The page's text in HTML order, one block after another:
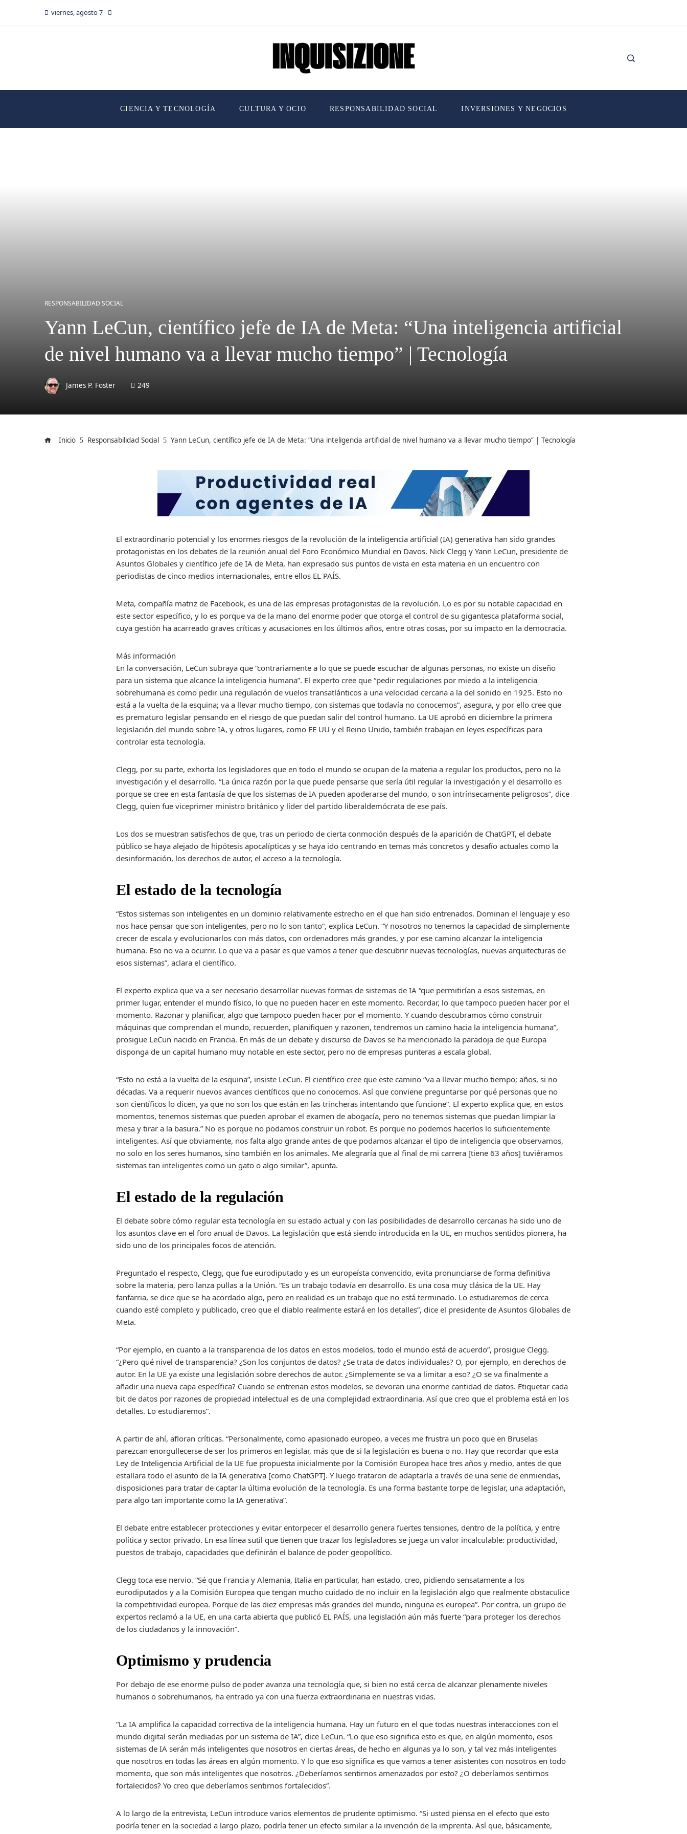
viernes, agosto 7
CIENCIA Y TECNOLOGÍA CULTURA Y OCIO RESPONSABILIDAD SOCIAL INVERSIONES Y NEGOCIOS
RESPONSABILIDAD SOCIAL
Yann LeCun, científico jefe de IA de Meta: “Una inteligencia artificial
de nivel humano va a llevar mucho tiempo” | Tecnología
James P. Foster 249
Inicio Responsabilidad Social Yann LeCun, científico jefe de IA de Meta: “Una inteligencia artificial de nivel humano va a llevar mucho tiempo” | Tecnología
El extraordinario potencial y los enormes riesgos de la revolución de la inteligencia artificial (IA) generativa han sido grandes
protagonistas en los debates de la reunión anual del Foro Económico Mundial en Davos. Nick Clegg y Yann LeCun, presidente de
Asuntos Globales y científico jefe de IA de Meta, han expresado sus puntos de vista en esta materia en un encuentro con
periodistas de cinco medios internacionales, entre ellos EL PAÍS.
Meta, compañía matriz de Facebook, es una de las empresas protagonistas de la revolución. Lo es por su notable capacidad en
este sector específico, y lo es porque va de la mano del enorme poder que otorga el control de su gigantesca plataforma social,
cuya gestión ha acarreado graves críticas y acusaciones en los últimos años, entre otras cosas, por su impacto en la democracia.
Más información
En la conversación, LeCun subraya que “contrariamente a lo que se puede escuchar de algunas personas, no existe un diseño
para un sistema que alcance la inteligencia humana”. El experto cree que “pedir regulaciones por miedo a la inteligencia
sobrehumana es como pedir una regulación de vuelos transatlánticos a una velocidad cercana a la del sonido en 1925. Esto no
está a la vuelta de la esquina; va a llevar mucho tiempo, con sistemas que todavía no conocemos”, asegura, y por ello cree que
es prematuro legislar pensando en el riesgo de que puedan salir del control humano. La UE aprobó en diciembre la primera
legislación del mundo sobre IA, y otros lugares, como EE UU y el Reino Unido, también trabajan en leyes específicas para
controlar esta tecnología.
Clegg, por su parte, exhorta los legisladores que en todo el mundo se ocupan de la materia a regular los productos, pero no la
investigación y el desarrollo. “La única razón por la que puede pensarse que sería útil regular la investigación y el desarrollo es
porque se cree en esta fantasía de que los sistemas de IA pueden apoderarse del mundo, o son intrínsecamente peligrosos”, dice
Clegg, quien fue viceprimer ministro británico y líder del partido liberaldemócrata de ese país.
Los dos se muestran satisfechos de que, tras un periodo de cierta conmoción después de la aparición de ChatGPT, el debate
público se haya alejado de hipótesis apocalípticas y se haya ido centrando en temas más concretos y desafío actuales como la
desinformación, los derechos de autor, el acceso a la tecnología.
El estado de la tecnología
“Estos sistemas son inteligentes en un dominio relativamente estrecho en el que han sido entrenados. Dominan el lenguaje y eso
nos hace pensar que son inteligentes, pero no lo son tanto”, explica LeCun. “Y nosotros no tenemos la capacidad de simplemente
crecer de escala y evolucionarlos con más datos, con ordenadores más grandes, y por ese camino alcanzar la inteligencia
humana. Eso no va a ocurrir. Lo que va a pasar es que vamos a tener que descubrir nuevas tecnologías, nuevas arquitecturas de
esos sistemas”, aclara el científico.
El experto explica que va a ser necesario desarrollar nuevas formas de sistemas de IA “que permitirían a esos sistemas, en
primer lugar, entender el mundo físico, lo que no pueden hacer en este momento. Recordar, lo que tampoco pueden hacer por el
momento. Razonar y planificar, algo que tampoco pueden hacer por el momento. Y cuando descubramos cómo construir
máquinas que comprendan el mundo, recuerden, planifiquen y razonen, tendremos un camino hacia la inteligencia humana”,
prosigue LeCun nacido en Francia. En más de un debate y discurso de Davos se ha mencionado la paradoja de que Europa
disponga de un capital humano muy notable en este sector, pero no de empresas punteras a escala global.
“Esto no está a la vuelta de la esquina”, insiste LeCun. El científico cree que este camino “va a llevar mucho tiempo; años, si no
décadas. Va a requerir nuevos avances científicos que no conocemos. Así que conviene preguntarse por qué personas que no
son científicos lo dicen, ya que no son los que están en las trincheras intentando que funcione”. El experto explica que, en estos
momentos, tenemos sistemas que pueden aprobar el examen de abogacía, pero no tenemos sistemas que puedan limpiar la
mesa y tirar a la basura.” No es porque no podamos construir un robot. Es porque no podemos hacerlos lo suficientemente
inteligentes. Así que obviamente, nos falta algo grande antes de que podamos alcanzar el tipo de inteligencia que observamos,
no solo en los seres humanos, sino también en los animales. Me alegraría que al final de mi carrera [tiene 63 años] tuviéramos
sistemas tan inteligentes como un gato o algo similar”, apunta.
El estado de la regulación
El debate sobre cómo regular esta tecnología en su estado actual y con las posibilidades de desarrollo cercanas ha sido uno de
los asuntos clave en el foro anual de Davos. La legislación que está siendo introducida en la UE, en muchos sentidos pionera, ha
sido uno de los principales focos de atención.
Preguntado el respecto, Clegg, que fue eurodiputado y es un europeísta convencido, evita pronunciarse de forma definitiva
sobre la materia, pero lanza pullas a la Unión. “Es un trabajo todavía en desarrollo. Es una cosa muy clásica de la UE. Hay
fanfarria, se dice que se ha acordado algo, pero en realidad es un trabajo que no está terminado. Lo estudiaremos de cerca
cuando esté completo y publicado, creo que el diablo realmente estará en los detalles”, dice el presidente de Asuntos Globales de
Meta.
“Por ejemplo, en cuanto a la transparencia de los datos en estos modelos, todo el mundo está de acuerdo”, prosigue Clegg.
“¿Pero qué nivel de transparencia? ¿Son los conjuntos de datos? ¿Se trata de datos individuales? O, por ejemplo, en derechos de
autor. En la UE ya existe una legislación sobre derechos de autor. ¿Simplemente se va a limitar a eso? ¿O se va finalmente a
añadir una nueva capa específica? Cuando se entrenan estos modelos, se devoran una enorme cantidad de datos. Etiquetar cada
bit de datos por razones de propiedad intelectual es de una complejidad extraordinaria. Así que creo que el problema está en los
detalles. Lo estudiaremos”.
A partir de ahí, afloran críticas. “Personalmente, como apasionado europeo, a veces me frustra un poco que en Bruselas
parezcan enorgullecerse de ser los primeros en legislar, más que de si la legislación es buena o no. Hay que recordar que esta
Ley de Inteligencia Artificial de la UE fue propuesta inicialmente por la Comisión Europea hace tres años y medio, antes de que
estallara todo el asunto de la IA generativa [como ChatGPT]. Y luego trataron de adaptarla a través de una serie de enmiendas,
disposiciones para tratar de captar la última evolución de la tecnología. Es una forma bastante torpe de legislar, una adaptación,
para algo tan importante como la IA generativa”.
El debate entre establecer protecciones y evitar entorpecer el desarrollo genera fuertes tensiones, dentro de la política, y entre
política y sector privado. En esa línea sutil que tienen que trazar los legisladores se juega un valor incalculable: productividad,
puestos de trabajo, capacidades que definirán el balance de poder geopolítico.
Clegg toca ese nervio. “Sé que Francia y Alemania, Italia en particular, han estado, creo, pidiendo sensatamente a los
eurodiputados y a la Comisión Europea que tengan mucho cuidado de no incluir en la legislación algo que realmente obstaculice
la competitividad europea. Porque de las diez empresas más grandes del mundo, ninguna es europea”. Por contra, un grupo de
expertos reclamó a la UE, en una carta abierta que publicó EL PAÍS, una legislación aún más fuerte “para proteger los derechos
de los ciudadanos y la innovación”.
Optimismo y prudencia
Por debajo de ese enorme pulso de poder avanza una tecnología que, si bien no está cerca de alcanzar plenamente niveles
humanos o sobrehumanos, ha entrado ya con una fuerza extraordinaria en nuestras vidas.
“La IA amplifica la capacidad correctiva de la inteligencia humana. Hay un futuro en el que todas nuestras interacciones con el
mundo digital serán mediadas por un sistema de IA”, dice LeCun. “Lo que eso significa esto es que, en algún momento, esos
sistemas de IA serán más inteligentes que nosotros en ciertas áreas, de hecho en algunas ya lo son, y tal vez más inteligentes
que nosotros en todas las áreas en algún momento. Y lo que eso significa es que vamos a tener asistentes con nosotros en todo
momento, que son más inteligentes que nosotros. ¿Deberíamos sentirnos amenazados por esto? ¿O deberíamos sentirnos
fortalecidos? Yo creo que deberíamos sentirnos fortalecidos”.
A lo largo de la entrevista, LeCun introduce varios elementos de prudente optimismo. “Si usted piensa en el efecto que esto
podría tener en la sociedad a largo plazo, podría tener un efecto similar a la invención de la imprenta. Así que, básicamente,